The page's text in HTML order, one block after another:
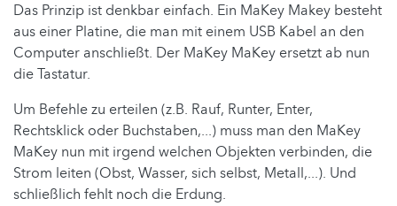
Das Prinzip ist denkbar einfach. Ein MaKey Makey besteht
aus einer Platine, die man mit einem USB Kabel an den
Computer anschließt. Der MaKey MaKey ersetzt ab nun
die Tastatur.
Um Befehle zu erteilen (z.B. Rauf, Runter, Enter,
Rechtsklick oder Buchstaben,...) muss man den MaKey
MaKey nun mit irgend welchen Objekten verbinden, die
Strom leiten (Obst, Wasser, sich selbst, Metall,...). Und
schließlich fehlt noch die Erdung.